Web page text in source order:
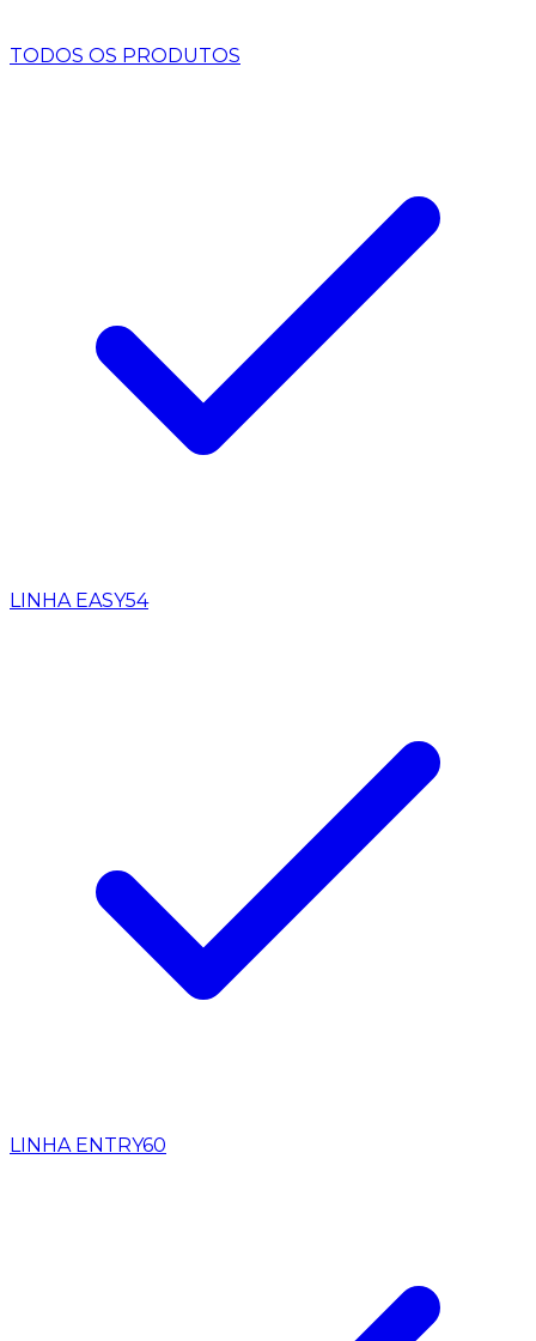
TODOS OS PRODUTOS
LINHA EASY54
LINHA ENTRY60